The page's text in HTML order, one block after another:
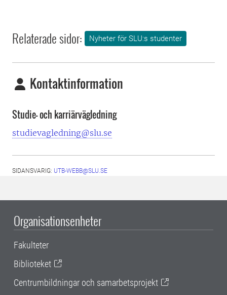
Relaterade sidor: Nyheter för SLU:s studenter
Kontaktinformation
Studie- och karriärvägledning
studievagledning@slu.se
SIDANSVARIG: UTB-WEBB@SLU.SE
Organisationsenheter
Fakulteter
Biblioteket
Centrumbildningar och samarbetsprojekt